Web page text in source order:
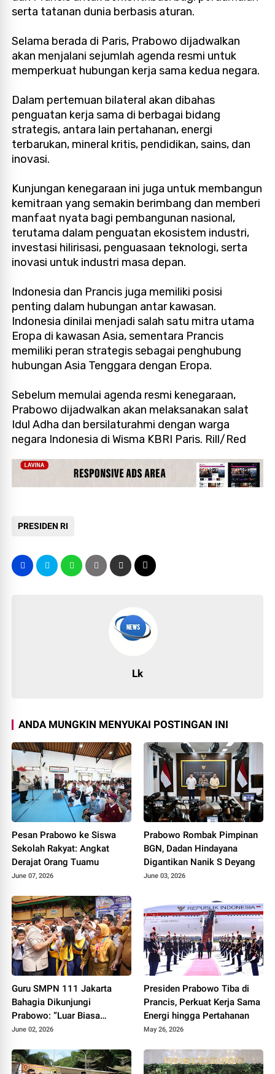
serta tatanan dunia berbasis aturan.
Selama berada di Paris, Prabowo dijadwalkan
akan menjalani sejumlah agenda resmi untuk
memperkuat hubungan kerja sama kedua negara.
Dalam pertemuan bilateral akan dibahas
penguatan kerja sama di berbagai bidang
strategis, antara lain pertahanan, energi
terbarukan, mineral kritis, pendidikan, sains, dan
inovasi.
Kunjungan kenegaraan ini juga untuk membangun
kemitraan yang semakin berimbang dan memberi
manfaat nyata bagi pembangunan nasional,
terutama dalam penguatan ekosistem industri,
investasi hilirisasi, penguasaan teknologi, serta
inovasi untuk industri masa depan.
Indonesia dan Prancis juga memiliki posisi
penting dalam hubungan antar kawasan.
Indonesia dinilai menjadi salah satu mitra utama
Eropa di kawasan Asia, sementara Prancis
memiliki peran strategis sebagai penghubung
hubungan Asia Tenggara dengan Eropa.
Sebelum memulai agenda resmi kenegaraan,
Prabowo dijadwalkan akan melaksanakan salat
Idul Adha dan bersilaturahmi dengan warga
negara Indonesia di Wisma KBRI Paris. Rill/Red
PRESIDEN RI
Lk
ANDA MUNGKIN MENYUKAI POSTINGAN INI
Pesan Prabowo ke Siswa
Sekolah Rakyat: Angkat
Derajat Orang Tuamu
June 07, 2026
Prabowo Rombak Pimpinan
BGN, Dadan Hindayana
Digantikan Nanik S Deyang
June 03, 2026
Guru SMPN 111 Jakarta
Bahagia Dikunjungi
Prabowo: “Luar Biasa
Bangga!”
June 02, 2026
Presiden Prabowo Tiba di
Prancis, Perkuat Kerja Sama
Energi hingga Pertahanan
May 26, 2026